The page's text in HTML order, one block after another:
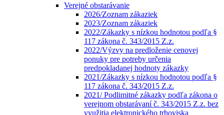
Verejné obstarávanie
2026/Zoznam zákaziek
2023/Zoznam zákaziek
2022/Zákazky s nízkou hodnotou podľa §
117 zákona č. 343/2015 Z.z.
2022/Výzvy na predloženie cenovej
ponuky pre potreby určenia
predpokladanej hodnoty zákazky
2021/Zákazky s nízkou hodnotou podľa §
117 zákona č. 343/2015 Z.z.
2021/ Podlimitné zákazky podľa zákona o
verejnom obstarávaní č. 343/2015 Z.z. bez
využitia elektronického trhoviska